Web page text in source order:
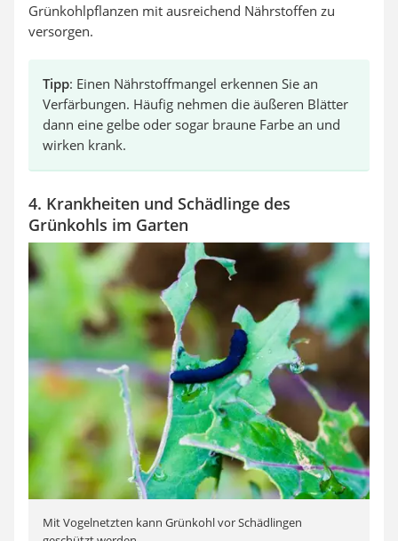
Grünkohlpflanzen mit ausreichend Nährstoffen zu
versorgen.
Tipp: Einen Nährstoffmangel erkennen Sie an
Verfärbungen. Häufig nehmen die äußeren Blätter
dann eine gelbe oder sogar braune Farbe an und
wirken krank.
4. Krankheiten und Schädlinge des
Grünkohls im Garten
Mit Vogelnetzten kann Grünkohl vor Schädlingen